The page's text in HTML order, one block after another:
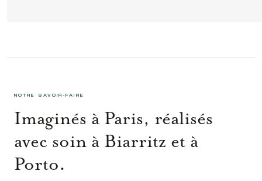
NOTRE SAVOIR-FAIRE
Imaginés à Paris, réalisés
avec soin à Biarritz et à
Porto.